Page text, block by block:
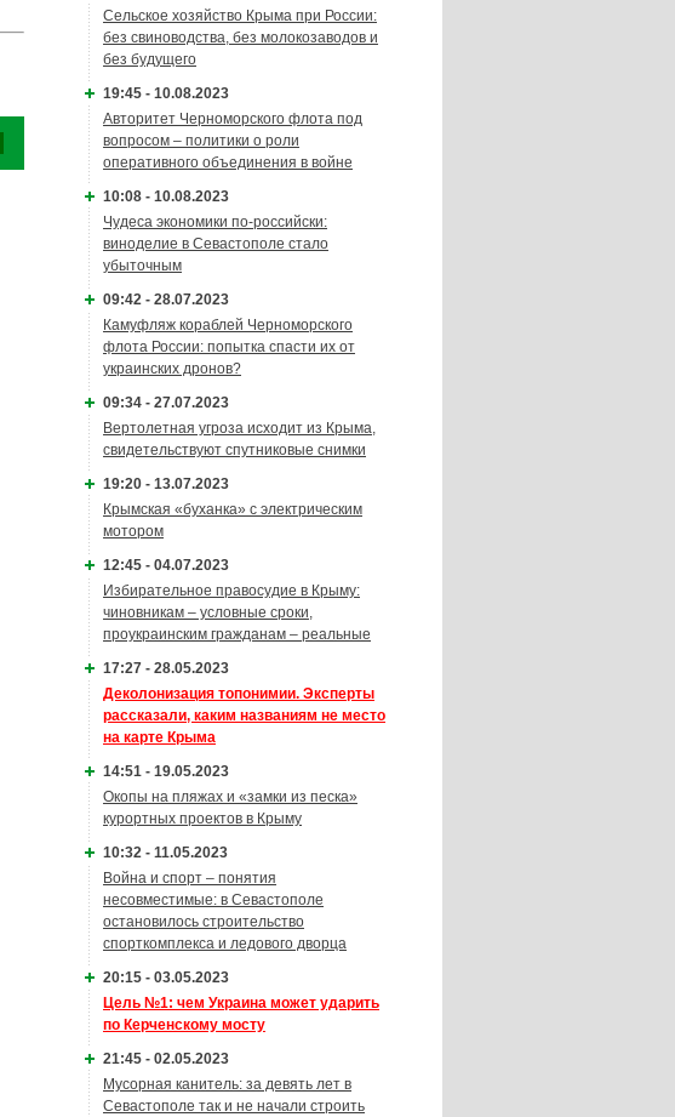
Сельское хозяйство Крыма при России:
без свиноводства, без молокозаводов и
без будущего
19:45 - 10.08.2023
Авторитет Черноморского флота под
вопросом – политики о роли
оперативного объединения в войне
10:08 - 10.08.2023
Чудеса экономики по-российски:
виноделие в Севастополе стало
убыточным
09:42 - 28.07.2023
Камуфляж кораблей Черноморского
флота России: попытка спасти их от
украинских дронов?
09:34 - 27.07.2023
Вертолетная угроза исходит из Крыма,
свидетельствуют спутниковые снимки
19:20 - 13.07.2023
Крымская «буханка» с электрическим
мотором
12:45 - 04.07.2023
Избирательное правосудие в Крыму:
чиновникам – условные сроки,
проукраинским гражданам – реальные
17:27 - 28.05.2023
Деколонизация топонимии. Эксперты
рассказали, каким названиям не место
на карте Крыма
14:51 - 19.05.2023
Окопы на пляжах и «замки из песка»
курортных проектов в Крыму
10:32 - 11.05.2023
Война и спорт – понятия
несовместимые: в Севастополе
остановилось строительство
спорткомплекса и ледового дворца
20:15 - 03.05.2023
Цель №1: чем Украина может ударить
по Керченскому мосту
21:45 - 02.05.2023
Мусорная канитель: за девять лет в
Севастополе так и не начали строить